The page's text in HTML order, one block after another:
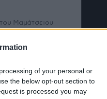
of your personal or
the below opt-out section to
is processed you may
Μαμάτσειου
και